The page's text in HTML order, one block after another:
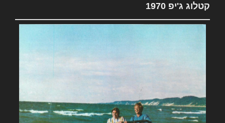
קטלוג ג'יפ 1970